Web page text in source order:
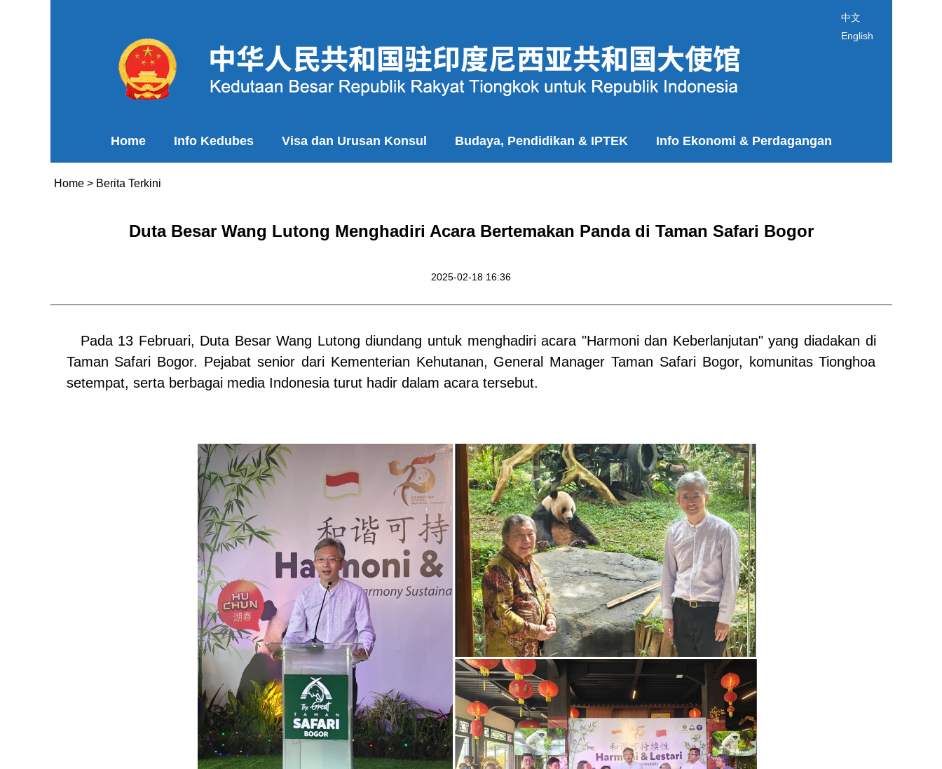
中文
English
Home Info Kedubes Visa dan Urusan Konsul Budaya, Pendidikan & IPTEK Info Ekonomi & Perdagangan
Home> Berita Terkini
Duta Besar Wang Lutong Menghadiri Acara Bertemakan Panda di Taman Safari Bogor
2025-02-18 16:36
Pada 13 Februari, Duta Besar Wang Lutong diundang untuk menghadiri acara "Harmoni dan Keberlanjutan" yang diadakan di
Taman Safari Bogor. Pejabat senior dari Kementerian Kehutanan, General Manager Taman Safari Bogor, komunitas Tionghoa
setempat, serta berbagai media Indonesia turut hadir dalam acara tersebut.